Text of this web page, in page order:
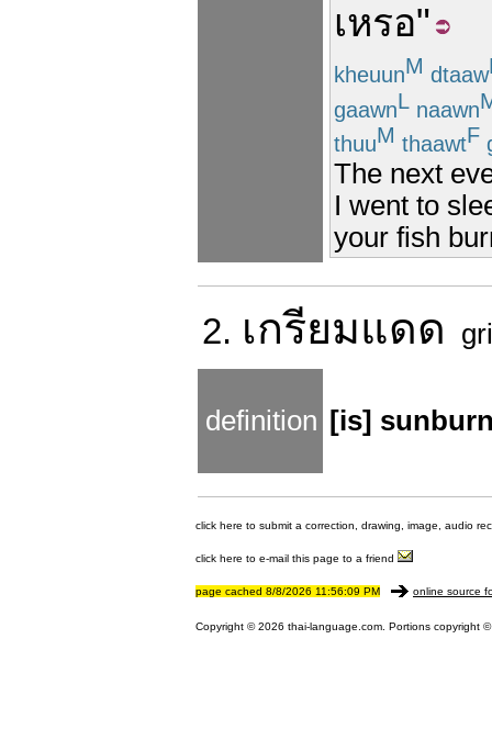
เหรอ"
kheuunM dtaaw
gaawnL naawn
thuuM thaawtF
The next
I went to
your fish
2. เกรียมแดด
definition [is]
click here to submit a correction, drawing, image, audio
click here to e-mail this page to a friend
page cached 8/8/2026 11:56:09 PM online source
Copyright © 2026 thai-language.com. Portions copyright